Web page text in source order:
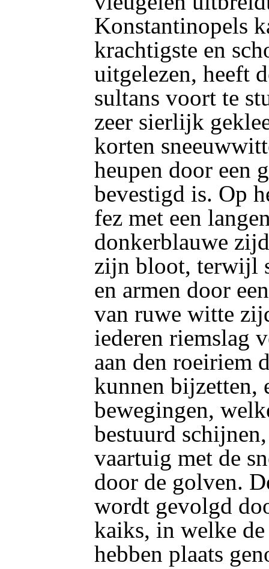
Konstantinopels
krachtigste en
uitgelezen, heeft
sultans voort te
zeer sierlijk
korten
heupen door een
bevestigd is. Op
fez met een
donkerblauwe
zijn bloot, terwijl
en armen door
van ruwe witte
iederen riemslag
aan den roeiriem
kunnen bijzetten,
bewegingen,
bestuurd
vaartuig met de
door de golven.
wordt gevolgd
kaiks, in welke de
hebben plaats